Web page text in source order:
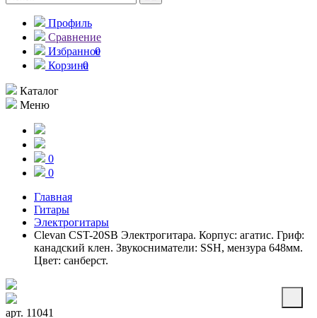
Профиль
Сравнение
Избранное
0
Корзина
0
Каталог
Меню
0
0
Главная
Гитары
Электрогитары
Clevan CST-20SB Электрогитара. Корпус: агатис. Гриф:
канадский клен. Звукосниматели: SSH, мензура 648мм.
Цвет: санберст.
арт. 11041